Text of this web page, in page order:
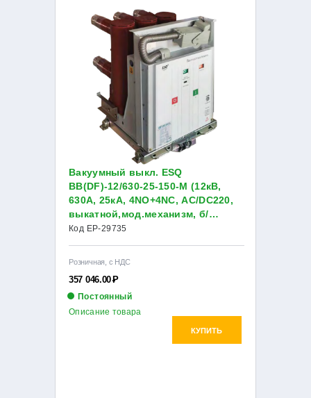
Вакуумный выкл. ESQ
BB(DF)-12/630-25-150-М (12кВ,
630А, 25кА, 4NO+4NC, AC/DC220,
выкатной,мод.механизм, б/
тележки b , б/контактной группы)
Код EP-29735
Розничная, с НДС
357 046.00Р
Постоянный
КУПИТЬ
Описание товара